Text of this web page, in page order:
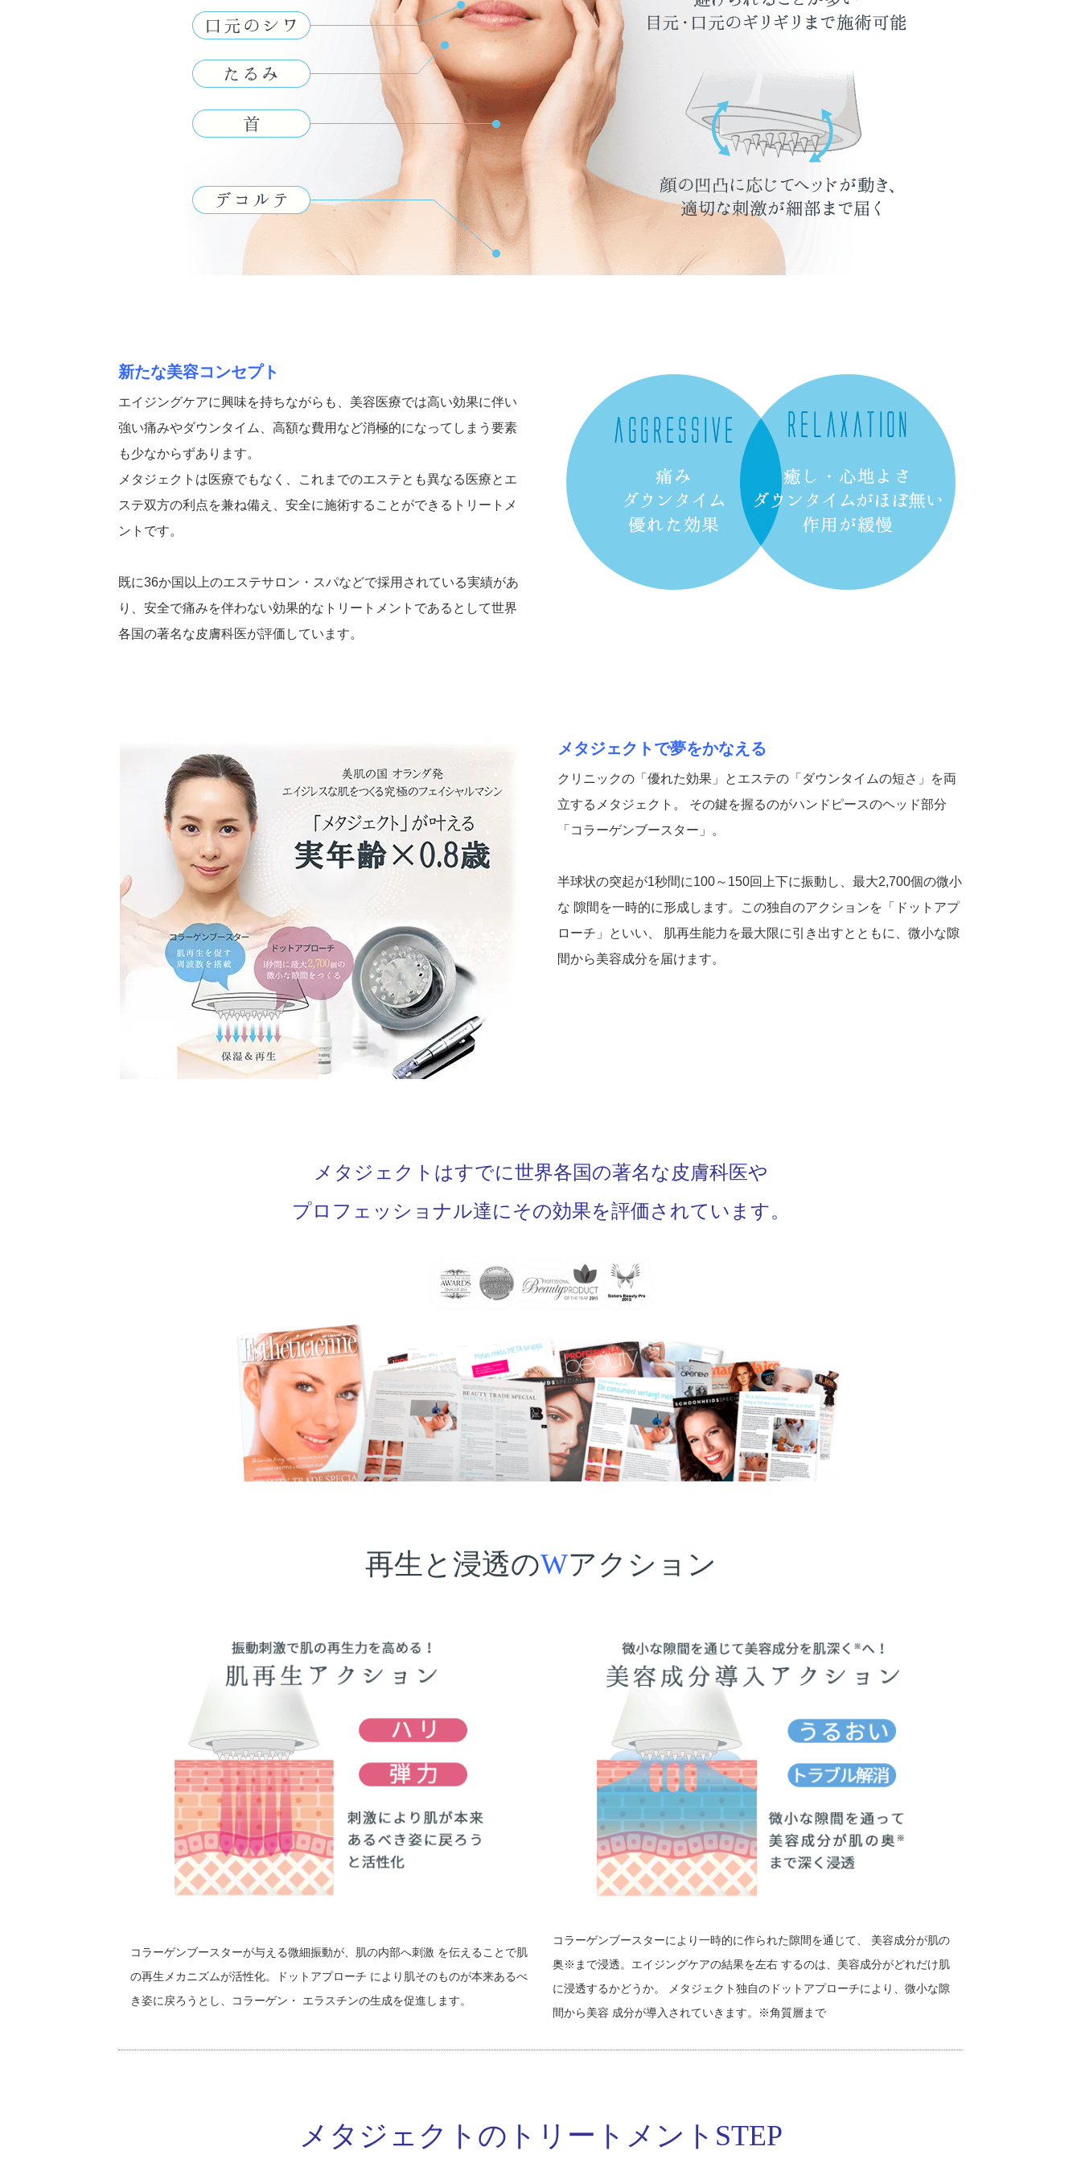
新たな美容コンセプト
エイジングケアに興味を持ちながらも、美容医療では高い効果に伴い
強い痛みやダウンタイム、高額な費用など消極的になってしまう要素
も少なからずあります。
メタジェクトは医療でもなく、これまでのエステとも異なる医療とエ
ステ双方の利点を兼ね備え、安全に施術することができるトリートメ
ントです。
既に36か国以上のエステサロン・スパなどで採用されている実績があ
り、安全で痛みを伴わない効果的なトリートメントであるとして世界
各国の著名な皮膚科医が評価しています。
メタジェクトで夢をかなえる
クリニックの「優れた効果」とエステの「ダウンタイムの短さ」を両
立するメタジェクト。 その鍵を握るのがハンドピースのヘッド部分
「コラーゲンブースター」。
半球状の突起が1秒間に100～150回上下に振動し、最大2,700個の微小
な 隙間を一時的に形成します。この独自のアクションを「ドットアプ
ローチ」といい、 肌再生能力を最大限に引き出すとともに、微小な隙
間から美容成分を届けます。
メタジェクトはすでに世界各国の著名な皮膚科医や
プロフェッショナル達にその効果を評価されています。
再生と浸透のWアクション
コラーゲンブースターが与える微細振動が、肌の内部へ刺激 を伝えることで肌
の再生メカニズムが活性化。ドットアプローチ により肌そのものが本来あるべ
き姿に戻ろうとし、コラーゲン・ エラスチンの生成を促進します。
コラーゲンブースターにより一時的に作られた隙間を通じて、 美容成分が肌の
奥※まで浸透。エイジングケアの結果を左右 するのは、美容成分がどれだけ肌
に浸透するかどうか。 メタジェクト独自のドットアプローチにより、微小な隙
間から美容 成分が導入されていきます。※角質層まで
メタジェクトのトリートメントSTEP